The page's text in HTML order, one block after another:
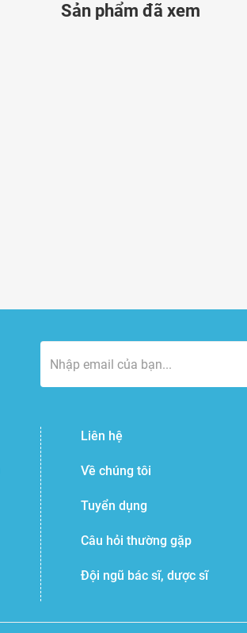
Sản phẩm đã xem
Liên hệ
Về chúng tôi
Tuyển dụng
Câu hỏi thường gặp
Đội ngũ bác sĩ, dược sĩ